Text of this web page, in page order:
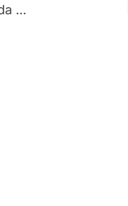
...